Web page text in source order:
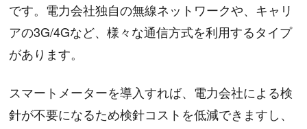
です。電力会社独自の無線ネットワークや、キャリ
アの3G/4Gなど、様々な通信方式を利用するタイプ
があります。
スマートメーターを導入すれば、電力会社による検
針が不要になるため検針コストを低減できますし、